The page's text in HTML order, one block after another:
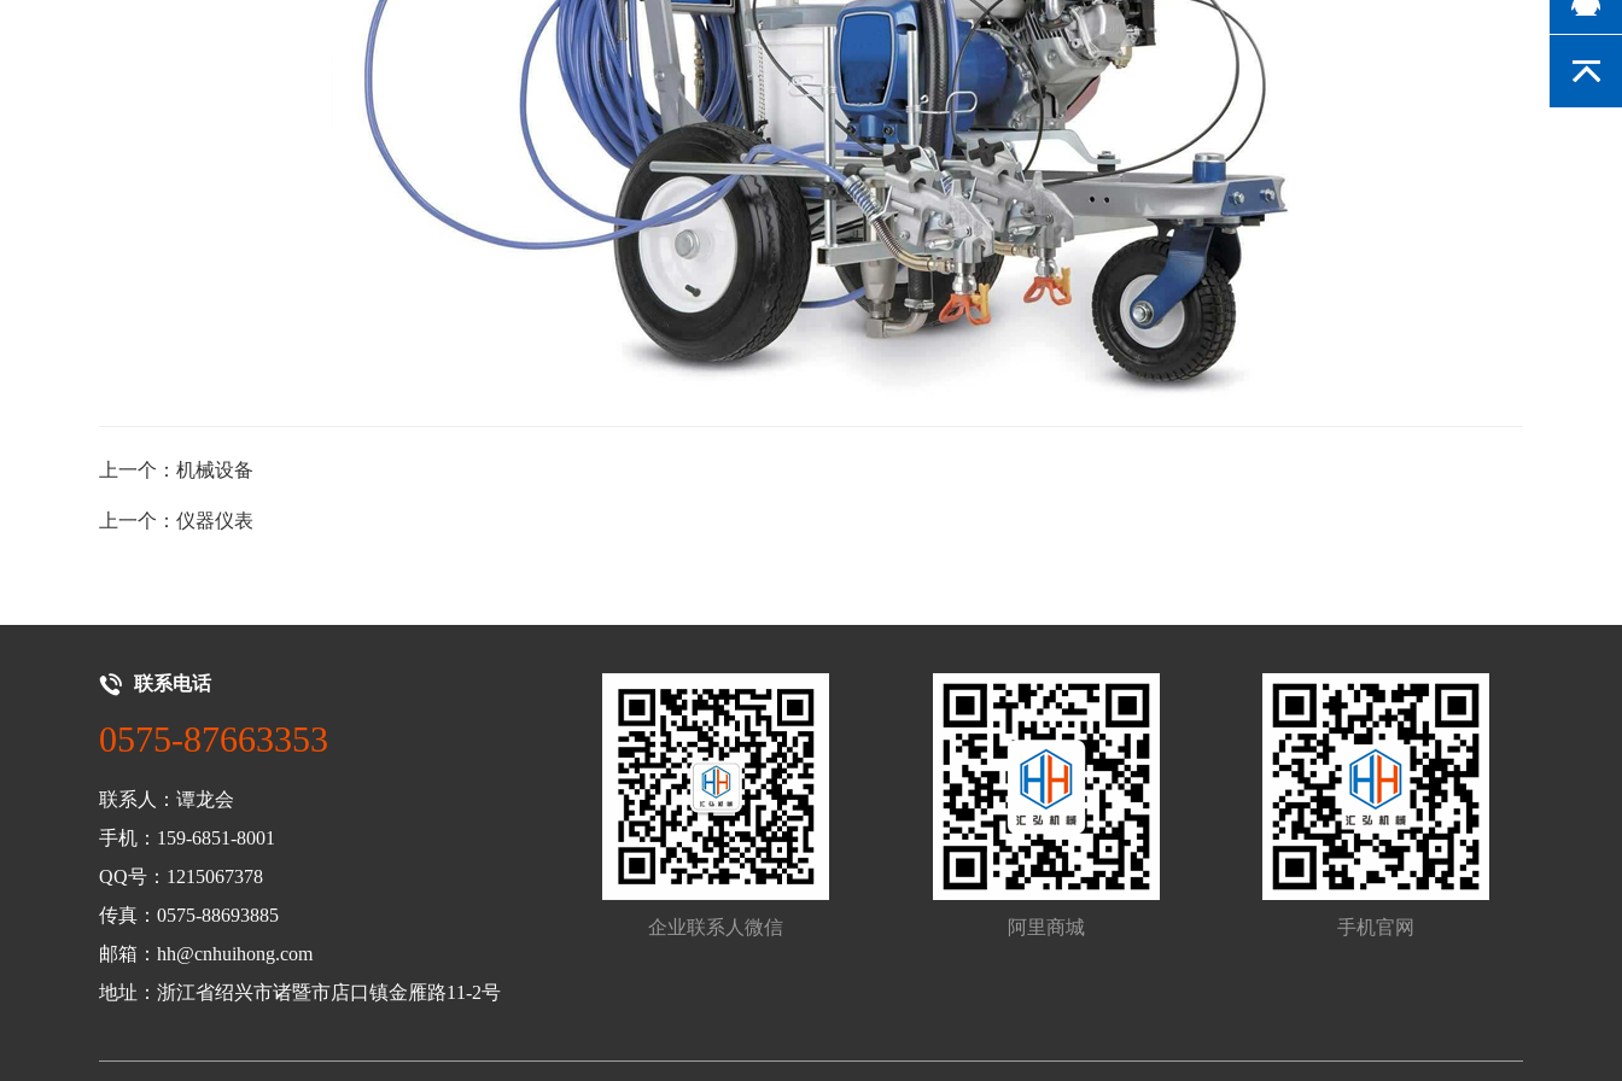
上一个：机械设备
上一个：仪器仪表
联系电话
0575-87663353
联系人：谭龙会
手机：159-6851-8001
QQ号：1215067378
传真：0575-88693885
邮箱：hh@cnhuihong.com
地址：浙江省绍兴市诸暨市店口镇金雁路11-2号
企业联系人微信 阿里商城 手机官网